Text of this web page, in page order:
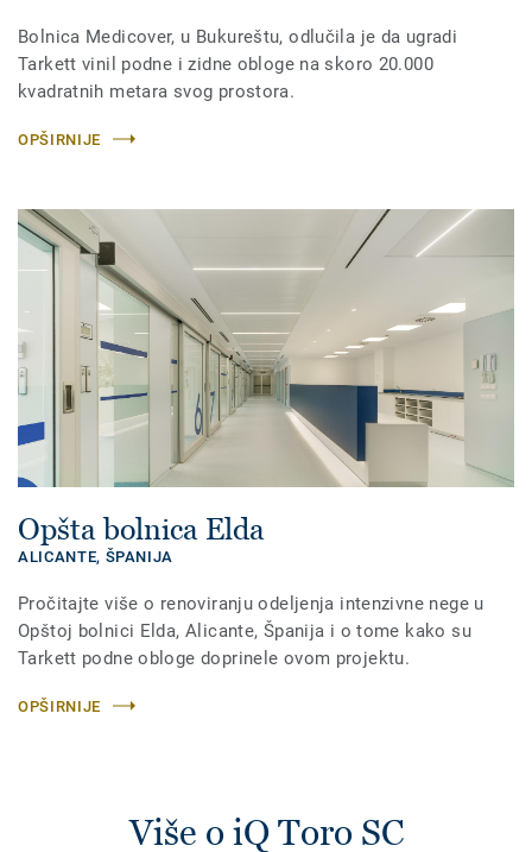
Bolnica Medicover, u Bukureštu, odlučila je da ugradi
Tarkett vinil podne i zidne obloge na skoro 20.000
kvadratnih metara svog prostora.
OPŠIRNIJE
Opšta bolnica Elda
ALICANTE, ŠPANIJA
Pročitajte više o renoviranju odeljenja intenzivne nege u
Opštoj bolnici Elda, Alicante, Španija i o tome kako su
Tarkett podne obloge doprinele ovom projektu.
OPŠIRNIJE
Više o iQ Toro SC